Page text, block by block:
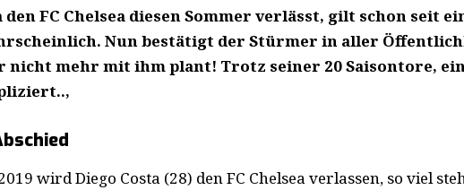
den FC Chelsea diesen Sommer verlässt, gilt schon seit
Nun bestätigt der Stürmer in aller
nicht mehr mit ihm plant! Trotz seiner 20 Saisontore,
wird Diego Costa (28) den FC Chelsea verlassen, so viel